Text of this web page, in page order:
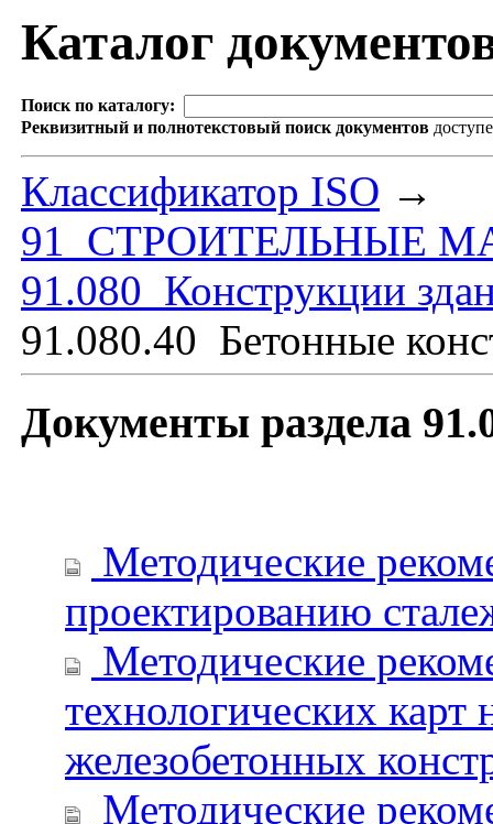
Каталог
Поиск по каталогу:
Реквизитный и полнотекстовый поиск документов
Классификатор ISO →
91 СТРОИТЕЛЬНЫЕ
91.080 Конструкции
91.080.40 Бетонные
Документы раздела
Методические
проектированию
Методические
технологических карт
железобетонных
Методические